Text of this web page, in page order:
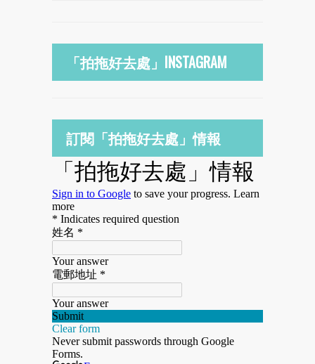
「拍拖好去處」INSTAGRAM
訂閱「拍拖好去處」情報